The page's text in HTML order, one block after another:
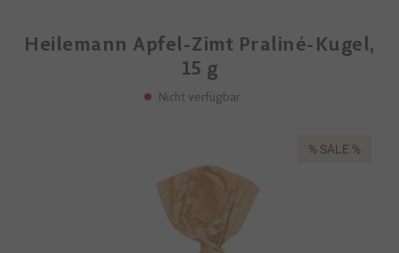
Heilemann Apfel-Zimt Praliné-Kugel,
15 g
Nicht verfügbar
% SALE %